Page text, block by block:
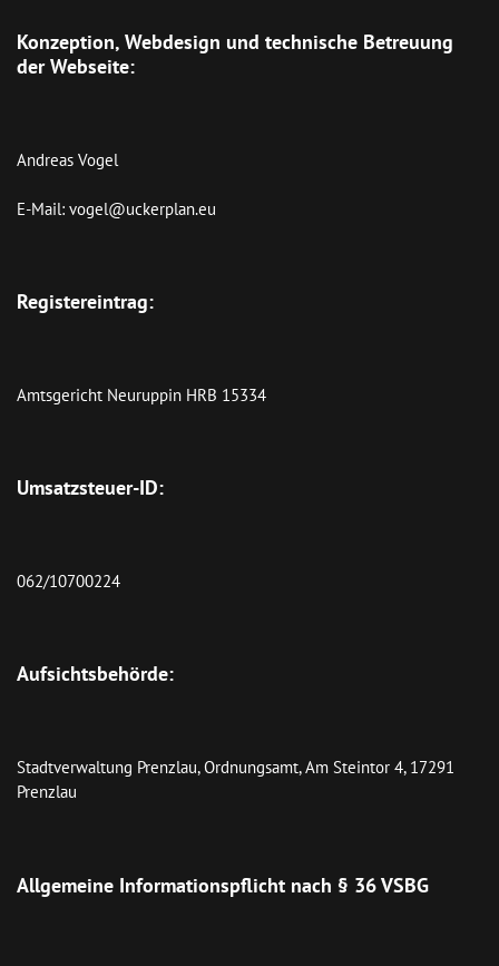
Konzeption, Webdesign und technische Betreuung
der Webseite:
Andreas Vogel
E-Mail: vogel@uckerplan.eu
Registereintrag:
Amtsgericht Neuruppin HRB 15334
Umsatzsteuer-ID:
062/10700224
Aufsichtsbehörde:
Stadtverwaltung Prenzlau, Ordnungsamt, Am Steintor 4, 17291
Prenzlau
Allgemeine Informationspflicht nach § 36 VSBG